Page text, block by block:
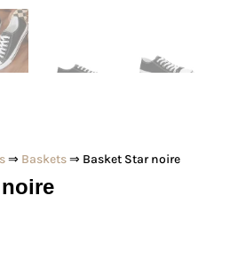
⇒ Baskets⇒ Basket Star noire